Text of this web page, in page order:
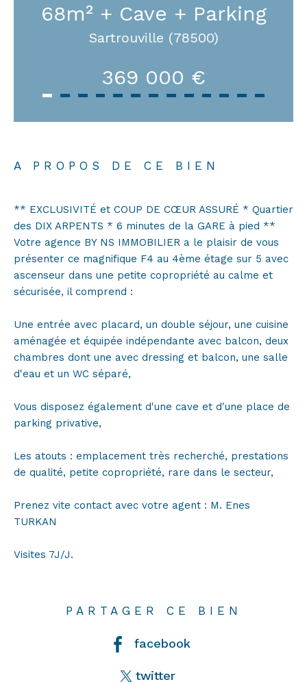
68m² + Cave + Parking
Sartrouville (78500)
369 000 €
A PROPOS DE CE BIEN
** EXCLUSIVITÉ et COUP DE CŒUR ASSURÉ * Quartier
des DIX ARPENTS * 6 minutes de la GARE à pied **
Votre agence BY NS IMMOBILIER a le plaisir de vous
présenter ce magnifique F4 au 4ème étage sur 5 avec
ascenseur dans une petite copropriété au calme et
sécurisée, il comprend :
Une entrée avec placard, un double séjour, une cuisine
aménagée et équipée indépendante avec balcon, deux
chambres dont une avec dressing et balcon, une salle
d'eau et un WC séparé,
Vous disposez également d'une cave et d'une place de
parking privative,
Les atouts : emplacement très recherché, prestations
de qualité, petite copropriété, rare dans le secteur,
Prenez vite contact avec votre agent : M. Enes
TURKAN
Visites 7J/J.
PARTAGER CE BIEN
facebook
twitter